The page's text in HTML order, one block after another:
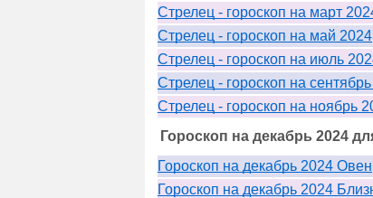
Стрелец - гороскоп на март
Стрелец - гороскоп на май 2024
Стрелец - гороскоп на июль
Стрелец - гороскоп на
Стрелец - гороскоп на ноябрь
Гороскоп на декабрь 2024
Гороскоп на декабрь 2024 Овен
Гороскоп на декабрь 2024